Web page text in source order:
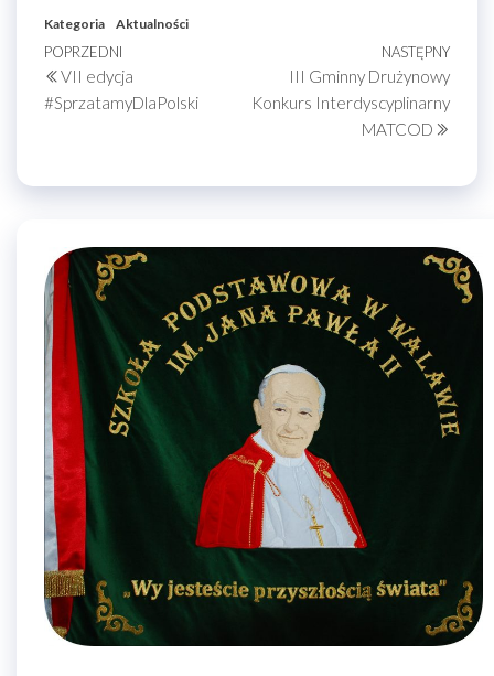
Kategoria Aktualności
Nawigacja
wpisu
Poprzedni
wpis
POPRZEDNI
VII edycja
#SprzatamyDlaPolski
wpis
NASTĘPNY
III Gminny Drużynowy
Konkurs Interdyscyplinarny
MATCOD